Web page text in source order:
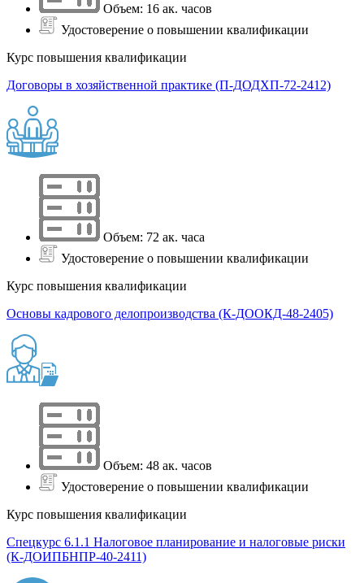
Объем: 16 ак. часов
Удостоверение о повышении квалификации
Курс повышения квалификации
Договоры в хозяйственной практике (П-ДОДХП-72-2412)
Объем: 72 ак. часа
Удостоверение о повышении квалификации
Курс повышения квалификации
Основы кадрового делопроизводства (К-ДООКД-48-2405)
Объем: 48 ак. часов
Удостоверение о повышении квалификации
Курс повышения квалификации
Спецкурс 6.1.1 Налоговое планирование и налоговые риски
(К-ДОИПБНПР-40-2411)